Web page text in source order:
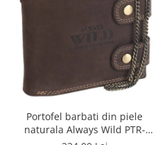
Portofel barbati din piele
naturala Always Wild PTR-